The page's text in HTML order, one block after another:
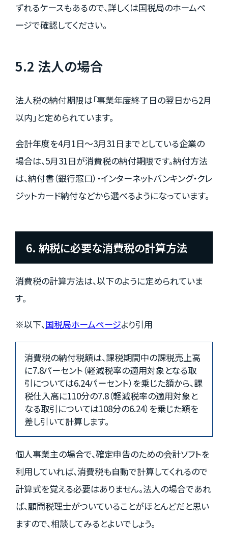
ずれるケースもあるので、詳しくは国税局のホームペ
ージで確認してください。
5.2 法人の場合
法人税の納付期限は「事業年度終了日の翌日から2月
以内」と定められています。
会計年度を4月1日～3月31日までとしている企業の
場合は、5月31日が消費税の納付期限です。納付方法
は、納付書（銀行窓口）・インターネットバンキング・クレ
ジットカード納付などから選べるようになっています。
6. 納税に必要な消費税の計算方法
消費税の計算方法は、以下のように定められていま
す。
※以下、国税局ホームページより引用
消費税の納付税額は、課税期間中の課税売上高
に7.8パーセント（軽減税率の適用対象となる取
引については6.24パーセント）を乗じた額から、課
税仕入高に110分の7.8（軽減税率の適用対象と
なる取引については108分の6.24）を乗じた額を
差し引いて計算します。
個人事業主の場合で、確定申告のための会計ソフトを
利用していれば、消費税も自動で計算してくれるので
計算式を覚える必要はありません。法人の場合であれ
ば、顧問税理士がついていることがほとんどだと思い
ますので、相談してみるとよいでしょう。